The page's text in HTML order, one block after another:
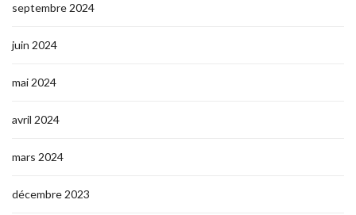
septembre 2024
juin 2024
mai 2024
avril 2024
mars 2024
décembre 2023